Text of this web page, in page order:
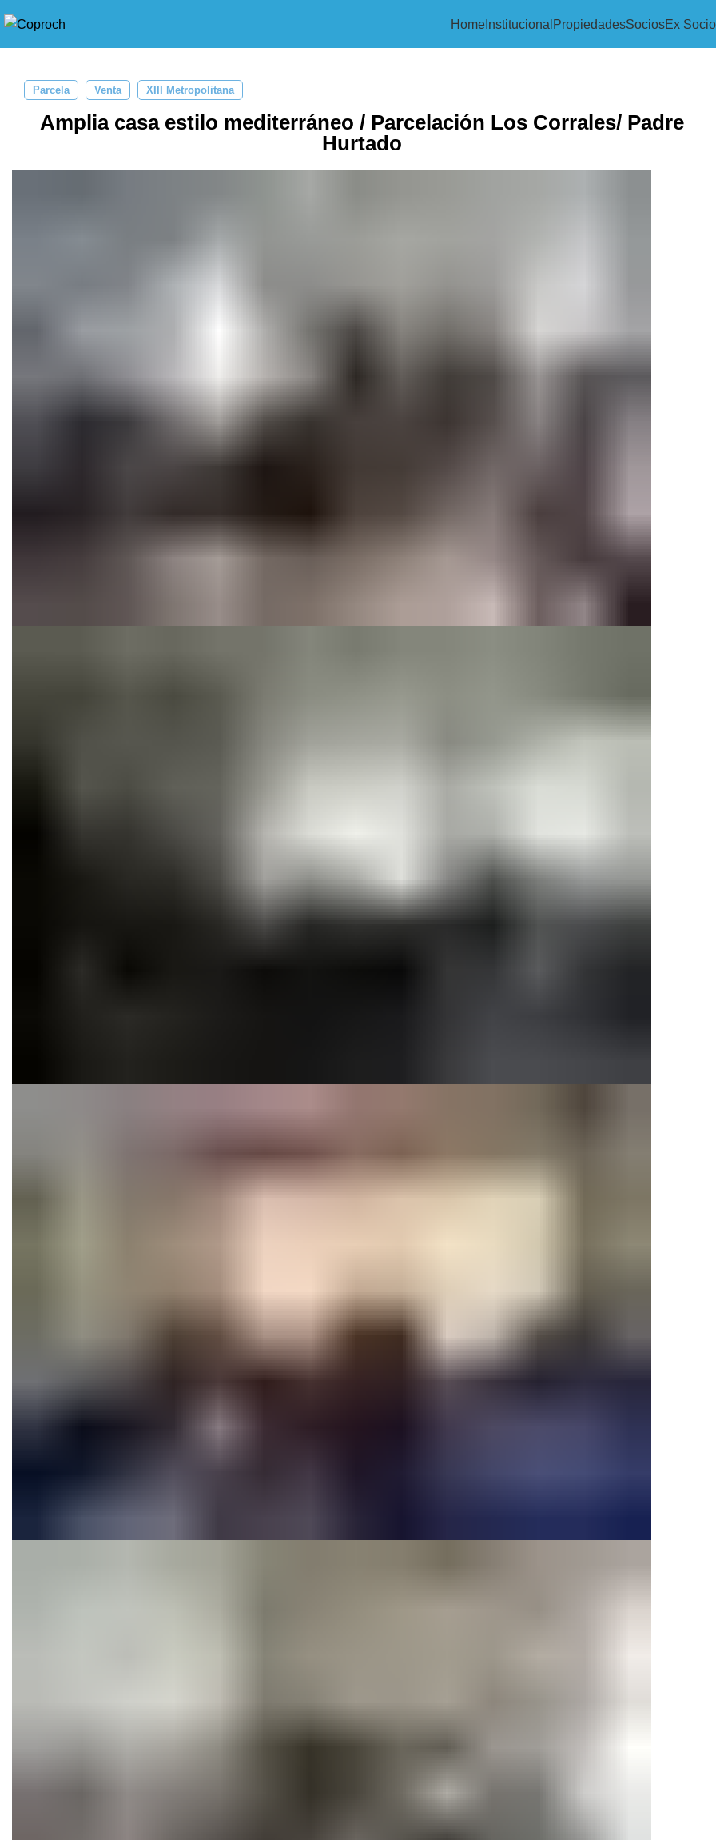
Home Institucional PropiedadesSociosEx
Parcela Venta XIII Metropolitana
Amplia casa estilo mediterráneo / Parcelación Los Corrales/ Padre
Hurtado